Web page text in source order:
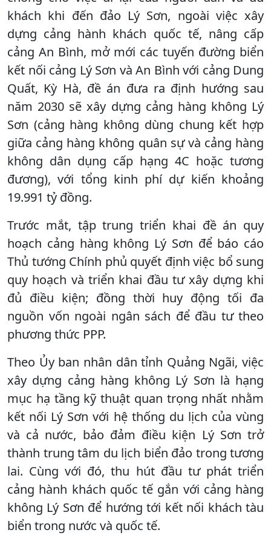
khách khi đến đảo Lý Sơn, ngoài việc xây
dựng cảng hành khách quốc tế, nâng cấp
cảng An Bình, mở mới các tuyến đường biển
kết nối cảng Lý Sơn và An Bình với cảng Dung
Quất, Kỳ Hà, đề án đưa ra định hướng sau
năm 2030 sẽ xây dựng cảng hàng không Lý
Sơn (cảng hàng không dùng chung kết hợp
giữa cảng hàng không quân sự và cảng hàng
không dân dụng cấp hạng 4C hoặc tương
đương), với tổng kinh phí dự kiến khoảng
19.991 tỷ đồng.
Trước mắt, tập trung triển khai đề án quy
hoạch cảng hàng không Lý Sơn để báo cáo
Thủ tướng Chính phủ quyết định việc bổ sung
quy hoạch và triển khai đầu tư xây dựng khi
đủ điều kiện; đồng thời huy động tối đa
nguồn vốn ngoài ngân sách để đầu tư theo
phương thức PPP.
Theo Ủy ban nhân dân tỉnh Quảng Ngãi, việc
xây dựng cảng hàng không Lý Sơn là hạng
mục hạ tầng kỹ thuật quan trọng nhất nhằm
kết nối Lý Sơn với hệ thống du lịch của vùng
và cả nước, bảo đảm điều kiện Lý Sơn trở
thành trung tâm du lịch biển đảo trong tương
lai. Cùng với đó, thu hút đầu tư phát triển
cảng hành khách quốc tế gắn với cảng hàng
không Lý Sơn để hướng tới kết nối khách tàu
biển trong nước và quốc tế.